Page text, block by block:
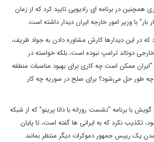
همچنین در برنامه ای رادیویی تایید کرد که از زمان
با وزیر امور خارجه ایران دیدار داشته است.
که در این دیدارها کارش مشاوره دادن به جواد ظریف،
دونالد ترامپ نبوده است، بلکه خواسته در
ممکن است چه کاری برای بهبود مناسبات منطقه
طور حل می‌شود؟ برای صلح در سوریه چه کار
با برنامه "نشست روزانه با دانا پرینو" که از شبکه
نکرد که به ایرانی ها گفته است، تا پایان
یک رییس جمهور دموکرات دیگر منتظر بمانند.